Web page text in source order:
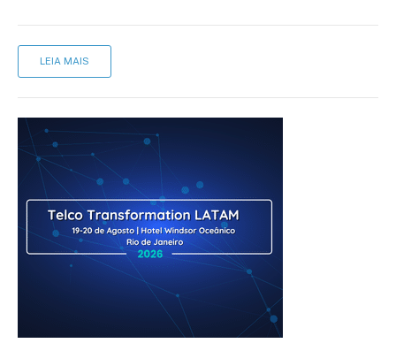
LEIA MAIS